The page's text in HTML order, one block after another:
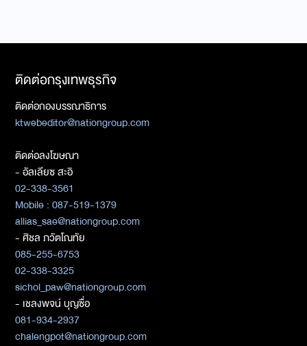
ติดต่อกรุงเทพธุรกิจ
ติดต่อกองบรรณาธิการ
ktwebeditor@nationgroup.com
ติดต่อลงโฆษณา
- อัลเลียซ สะอิ
02-338-3561
Mobile : 087-519-1379
allias_sae@nationgroup.com
- ศิชล ภวัตโณทัย
085-255-6753
02-338-3325
sichol_paw@nationgroup.com
- เชลงพจน์ บุญซื่อ
081-934-2937
chalengpot@nationgroup.com